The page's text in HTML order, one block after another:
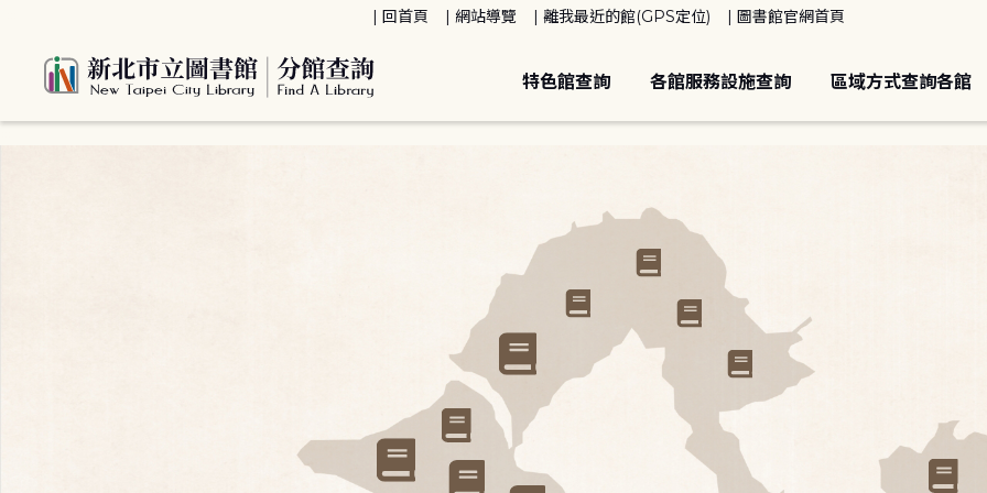
回首頁 網站導覽 離我最近的館(GPS定位) 圖書館官網首頁
特色館查詢 各館服務設施查詢 區域方式查詢各館